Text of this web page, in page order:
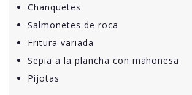
Chanquetes
Salmonetes de roca
Fritura variada
Sepia a la plancha con mahonesa
Pijotas